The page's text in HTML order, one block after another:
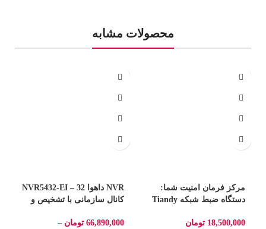
محصولات مشابه
مرکز فرمان امنیت شما:
دستگاه ضبط شبکه Tiandy
18,500,000 تومان
NVR داهوا NVR5432-EI – 32
کانال سازمانی با تشخیص و
66,890,000 تومان –